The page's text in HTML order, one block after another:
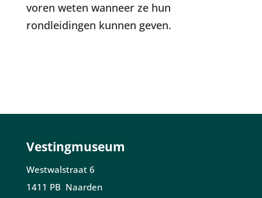
voren weten wanneer ze hun
rondleidingen kunnen geven.
Vestingmuseum
Westwalstraat 6
1411 PB Naarden